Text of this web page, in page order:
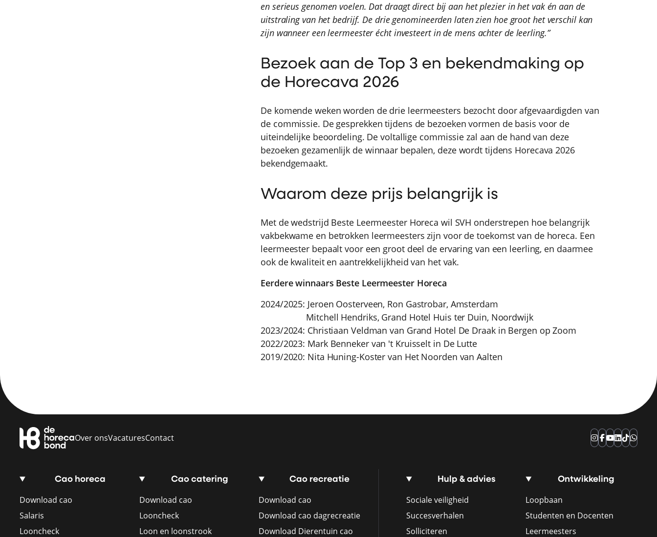
en serieus genomen voelen. Dat draagt direct bij aan het plezier in het vak én aan de
uitstraling van het bedrijf. De drie genomineerden laten zien hoe groot het verschil kan
zijn wanneer een leermeester écht investeert in de mens achter de leerling.”
Bezoek aan de Top 3 en bekendmaking op
de Horecava 2026
De komende weken worden de drie leermeesters bezocht door afgevaardigden van
de commissie. De gesprekken tijdens de bezoeken vormen de basis voor de
uiteindelijke beoordeling. De voltallige commissie zal aan de hand van deze
bezoeken gezamenlijk de winnaar bepalen, deze wordt tijdens Horecava 2026
bekendgemaakt.
Waarom deze prijs belangrijk is
Met de wedstrijd Beste Leermeester Horeca wil SVH onderstrepen hoe belangrijk
vakbekwame en betrokken leermeesters zijn voor de toekomst van de horeca. Een
leermeester bepaalt voor een groot deel de ervaring van een leerling, en daarmee
ook de kwaliteit en aantrekkelijkheid van het vak.
Eerdere winnaars Beste Leermeester Horeca
2024/2025: Jeroen Oosterveen, Ron Gastrobar, Amsterdam
Mitchell Hendriks, Grand Hotel Huis ter Duin, Noordwijk
2023/2024: Christiaan Veldman van Grand Hotel De Draak in Bergen op Zoom
2022/2023: Mark Benneker van 't Kruisselt in De Lutte
2019/2020: Nita Huning-Koster van Het Noorden van Aalten
Over onsVacaturesContact
Cao horeca
Download cao
Salaris
Looncheck
Cao catering
Download cao
Looncheck
Loon en loonstrook
Cao recreatie
Download cao
Download cao dagrecreatie
Download Dierentuin cao
Hulp & advies
Sociale veiligheid
Succesverhalen
Solliciteren
Ontwikkeling
Loopbaan
Studenten en Docenten
Leermeesters
Instagram
Facebook
YouTube
LinkedIn
TikTok